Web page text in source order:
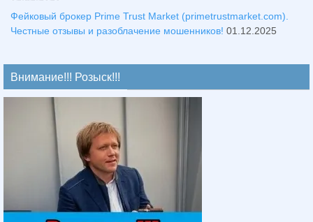
Фейковый брокер Prime Trust Market (primetrustmarket.com).
Честные отзывы и разоблачение мошенников! 01.12.2025
Внимание!!! Розыск!!!